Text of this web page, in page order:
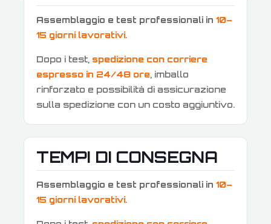
Assemblaggio e test professionali in 10–
15 giorni lavorativi.
Dopo i test, spedizione con corriere
espresso in 24/48 ore , imballo
rinforzato e possibilità di assicurazione
sulla spedizione con un costo aggiuntivo.
TEMPI DI CONSEGNA
Assemblaggio e test professionali in 10–
15 giorni lavorativi.